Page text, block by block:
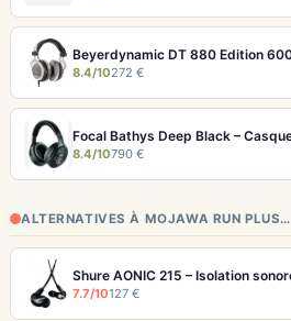
8.4/10272 €
8.4/10790 €
ALTERNATIVES À MOJAWA RUN PLUS…
7.7/10127 €